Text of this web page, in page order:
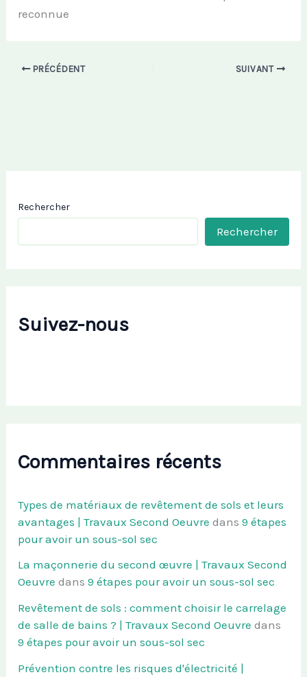
reconnue
PRÉCÉDENT SUIVANT
Rechercher
Rechercher
Suivez-nous
Commentaires récents
Types de matériaux de revêtement de sols et leurs
avantages | Travaux Second Oeuvre dans9 étapes
pour avoir un sous-sol sec
La maçonnerie du second œuvre | Travaux Second
Oeuvre dans9 étapes pour avoir un sous-sol sec
Revêtement de sols : comment choisir le carrelage
de salle de bains ? | Travaux Second Oeuvre dans
9 étapes pour avoir un sous-sol sec
Prévention contre les risques d'électricité |